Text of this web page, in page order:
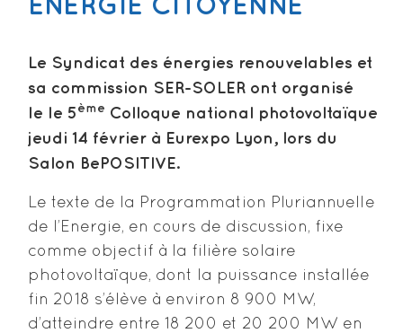
ÉNERGIE CITOYENNE
Le Syndicat des énergies renouvelables et
sa commission SER-SOLER ont organisé
le le 5 ème Colloque national photovoltaïque
jeudi 14 février à Eurexpo Lyon, lors du
Salon BePOSITIVE.
Le texte de la Programmation Pluriannuelle
de l’Energie, en cours de discussion, fixe
comme objectif à la filière solaire
photovoltaïque, dont la puissance installée
fin 2018 s’élève à environ 8 900 MW,
d’atteindre entre 18 200 et 20 200 MW en